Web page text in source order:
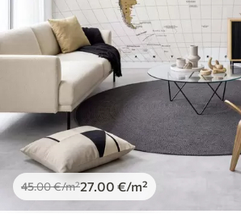
45.00€/m²27.00 €/m²